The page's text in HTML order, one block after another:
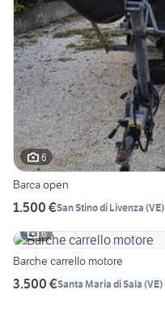
6
Barca open
1.500 €San Stino di Livenza (VE)
6
Barche carrello motore
3.500 €Santa Maria di Sala (VE)